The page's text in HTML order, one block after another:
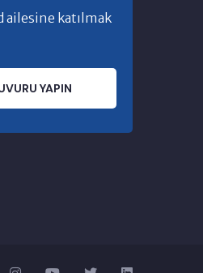
ailesine katılmak
YAPIN